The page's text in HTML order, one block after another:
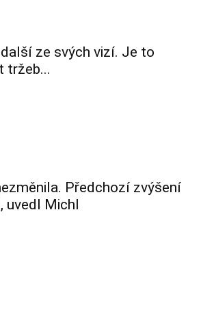
ze svých vizí. Je to
tržeb...
Předchozí zvýšení
uvedl Michl